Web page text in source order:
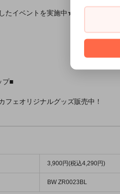
たイベントを実施中★
プ■
フェオリジナルグッズ販売中！
3,900円(税込4,290円)
BW ZR0023BL